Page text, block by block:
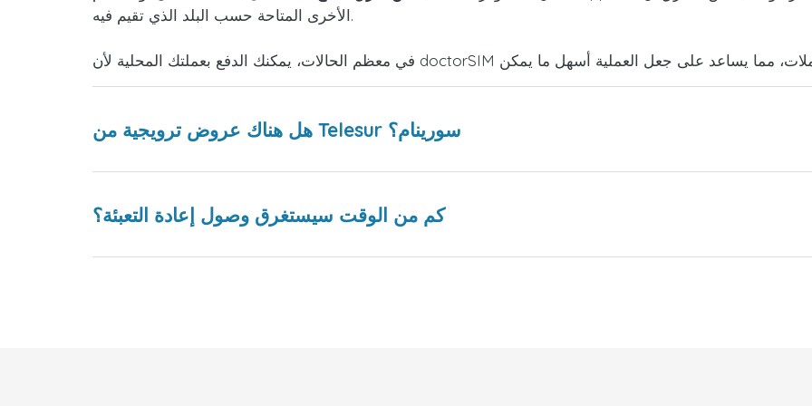
الأخرى المتاحة حسب البلد الذي تقيم فيه.
هل هناك عروض ترويجية من Telesur سورينام؟
كم من الوقت سيستغرق وصول إعادة التعبئة؟